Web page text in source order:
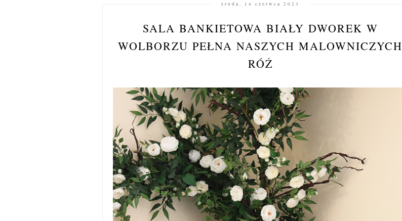
środa, 14 czerwca 2023
SALA BANKIETOWA BIAŁY DWOREK W
WOLBORZU PEŁNA NASZYCH MALOWNICZYCH
RÓŻ